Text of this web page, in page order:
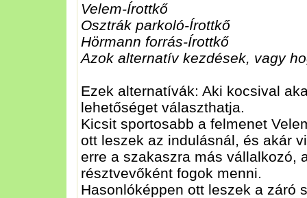
Velem-Írottkő
Osztrák parkoló-Írottkő
Hörmann forrás-Írottkő
Azok alternatív kezdések, vagy
Ezek alternatívák: Aki kocsival
lehetőséget választhatja.
Kicsit sportosabb a felmenet
ott leszek az indulásnál, és akár
erre a szakaszra más vállalkozó,
résztvevőként fogok menni.
Hasonlóképpen ott leszek a záró